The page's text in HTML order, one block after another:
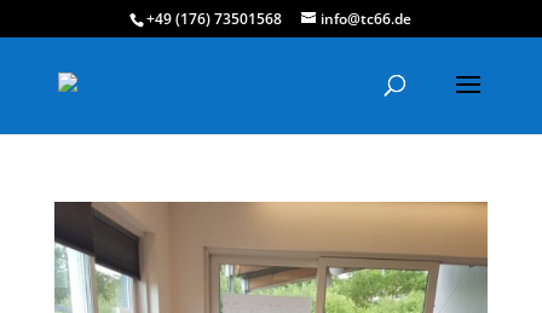
+49 (176) 73501568 info@tc66.de